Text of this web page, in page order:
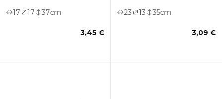
17 17 37cm
3,45 €
23 13 35cm
3,09 €